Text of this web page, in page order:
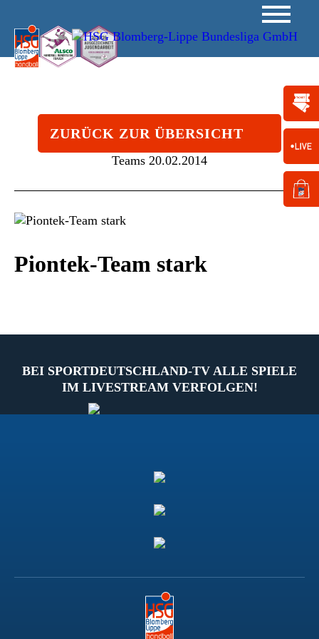
ZURÜCK ZUR ÜBERSICHT
Teams 20.02.2014
Piontek-Team stark
BEI SPORTDEUTSCHLAND-TV ALLE SPIELE
IM LIVESTREAM VERFOLGEN!